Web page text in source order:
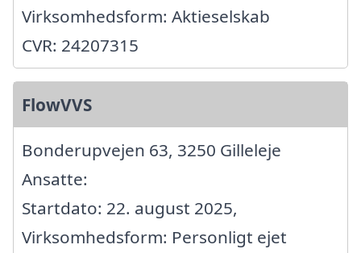
Virksomhedsform: Aktieselskab
CVR: 24207315
FlowVVS
Bonderupvejen 63, 3250 Gilleleje
Ansatte:
Startdato: 22. august 2025,
Virksomhedsform: Personligt ejet